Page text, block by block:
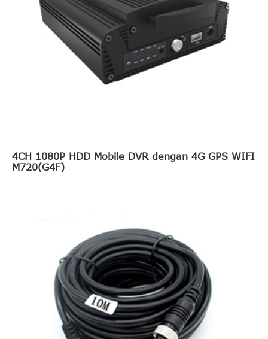
4CH 1080P HDD Mobile DVR dengan 4G GPS WIFI
M720(G4F)